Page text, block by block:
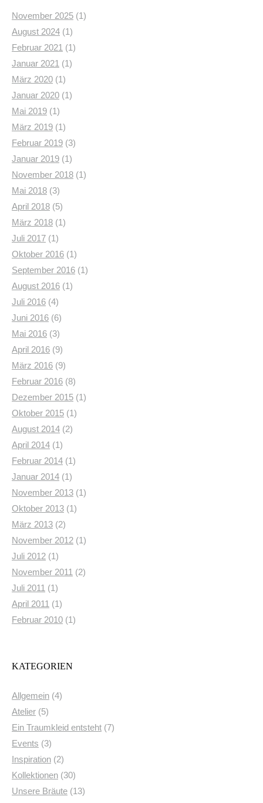
November 2025 (1)
August 2024 (1)
Februar 2021 (1)
Januar 2021 (1)
März 2020 (1)
Januar 2020 (1)
Mai 2019 (1)
März 2019 (1)
Februar 2019 (3)
Januar 2019 (1)
November 2018 (1)
Mai 2018 (3)
April 2018 (5)
März 2018 (1)
Juli 2017 (1)
Oktober 2016 (1)
September 2016 (1)
August 2016 (1)
Juli 2016 (4)
Juni 2016 (6)
Mai 2016 (3)
April 2016 (9)
März 2016 (9)
Februar 2016 (8)
Dezember 2015 (1)
Oktober 2015 (1)
August 2014 (2)
April 2014 (1)
Februar 2014 (1)
Januar 2014 (1)
November 2013 (1)
Oktober 2013 (1)
März 2013 (2)
November 2012 (1)
Juli 2012 (1)
November 2011 (2)
Juli 2011 (1)
April 2011 (1)
Februar 2010 (1)
KATEGORIEN
Allgemein (4)
Atelier (5)
Ein Traumkleid entsteht (7)
Events (3)
Inspiration (2)
Kollektionen (30)
Unsere Bräute (13)